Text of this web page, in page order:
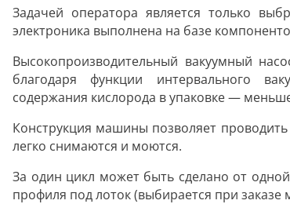
Задачей оператора является только
электроника выполнена на базе
Высокопроизводительный вакуумный
благодаря функции интервального
содержания кислорода в упаковке —
Конструкция машины позволяет
легко снимаются и моются.
За один цикл может быть сделано от
профиля под лоток (выбирается при